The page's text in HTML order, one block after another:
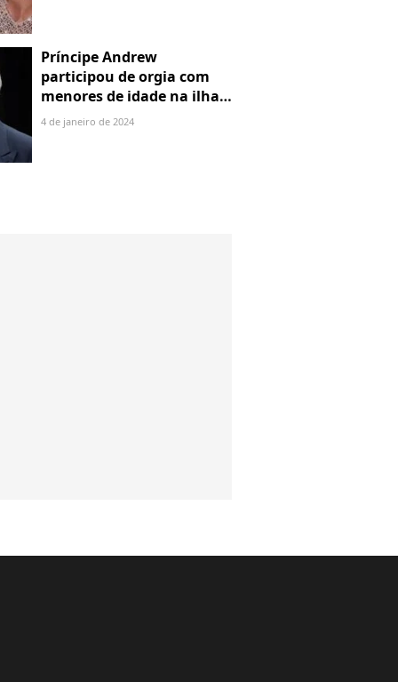
Príncipe Andrew
participou de orgia com
menores de idade na ilha
de Jeffrey Epstein, chefe de
4 de janeiro de 2024